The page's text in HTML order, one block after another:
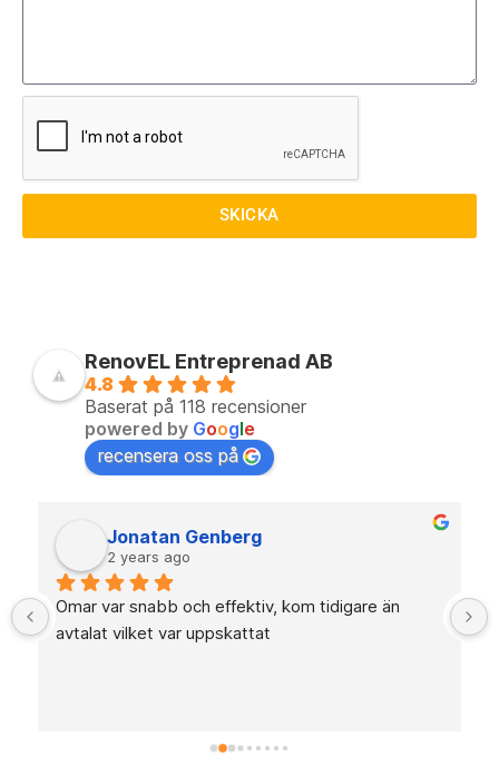
SKICKA
RenovEL Entreprenad AB
4.8
Baserat på 118 recensioner
powered by Google
recensera oss på
Jonatan Genberg
2 years ago
Omar var snabb och effektiv, kom tidigare än
avtalat vilket var uppskattat